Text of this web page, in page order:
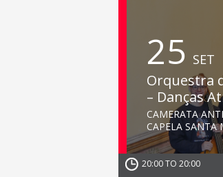
25 SET
Orquestra
– Danças
CAMERATA
CAPELA SANTA
20:00 TO 20:00